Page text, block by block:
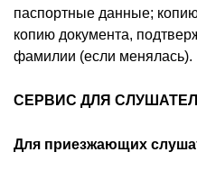
паспортные данные;
копию документа,
фамилии (если менялась).
СЕРВИС ДЛЯ
Для приезжающих